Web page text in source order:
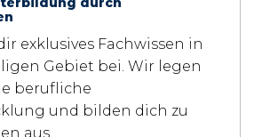
exklusives Fachwissen in
Gebiet bei. Wir legen
berufliche
und bilden dich zu